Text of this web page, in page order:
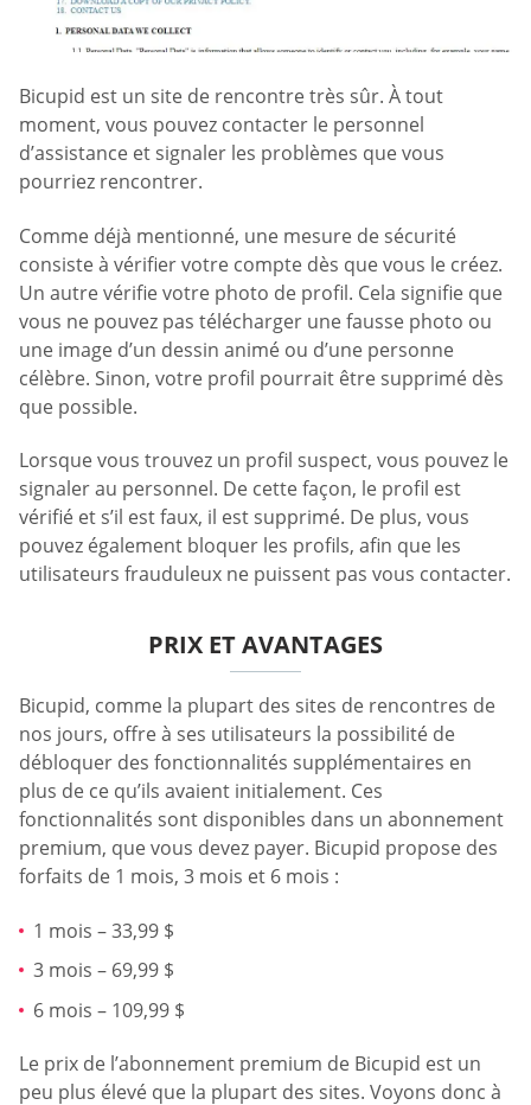
Bicupid est un site de rencontre très sûr. À tout
moment, vous pouvez contacter le personnel
d’assistance et signaler les problèmes que vous
pourriez rencontrer.
Comme déjà mentionné, une mesure de sécurité
consiste à vérifier votre compte dès que vous le créez.
Un autre vérifie votre photo de profil. Cela signifie que
vous ne pouvez pas télécharger une fausse photo ou
une image d’un dessin animé ou d’une personne
célèbre. Sinon, votre profil pourrait être supprimé dès
que possible.
Lorsque vous trouvez un profil suspect, vous pouvez le
signaler au personnel. De cette façon, le profil est
vérifié et s’il est faux, il est supprimé. De plus, vous
pouvez également bloquer les profils, afin que les
utilisateurs frauduleux ne puissent pas vous contacter.
PRIX ET AVANTAGES
Bicupid, comme la plupart des sites de rencontres de
nos jours, offre à ses utilisateurs la possibilité de
débloquer des fonctionnalités supplémentaires en
plus de ce qu’ils avaient initialement. Ces
fonctionnalités sont disponibles dans un abonnement
premium, que vous devez payer. Bicupid propose des
forfaits de 1 mois, 3 mois et 6 mois :
1 mois – 33,99 $
3 mois – 69,99 $
6 mois – 109,99 $
Le prix de l’abonnement premium de Bicupid est un
peu plus élevé que la plupart des sites. Voyons donc à